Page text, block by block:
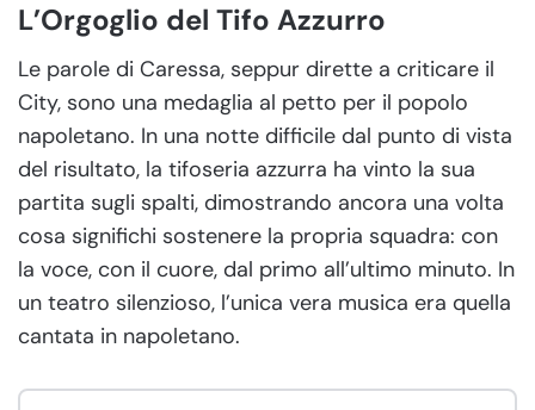
L’Orgoglio del Tifo Azzurro
Le parole di Caressa, seppur dirette a criticare il
City, sono una medaglia al petto per il popolo
napoletano. In una notte difficile dal punto di vista
del risultato, la tifoseria azzurra ha vinto la sua
partita sugli spalti, dimostrando ancora una volta
cosa significhi sostenere la propria squadra: con
la voce, con il cuore, dal primo all’ultimo minuto. In
un teatro silenzioso, l’unica vera musica era quella
cantata in napoletano.